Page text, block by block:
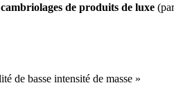
de produits de luxe
de basse intensité de masse »